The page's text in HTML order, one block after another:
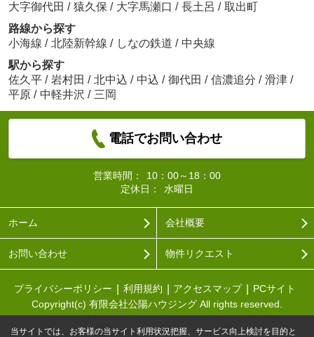
大字御代田 / 猿久保 / 大字馬瀬口 / 長土呂 / 取出町
路線から探す
小海線 / 北陸新幹線 / しなの鉄道 / 中央線
駅から探す
佐久平 / 岩村田 / 北中込 / 中込 / 御代田 / 信濃追分 / 滑津 /
平原 / 中軽井沢 / 三岡
電話でお問い合わせ
営業時間：
10：00～18：00
定休日：
水曜日
ホーム 会社概要
お問い合わせ 物件リクエスト
プライバシーポリシー 利用規約 アクセスマップ
PCサイト
Copyright(c) 有限会社公陽ハウジング All rights reserved.
当サイトでは、お客様の当サイト利用状況把握、サービス向上検討を目的と